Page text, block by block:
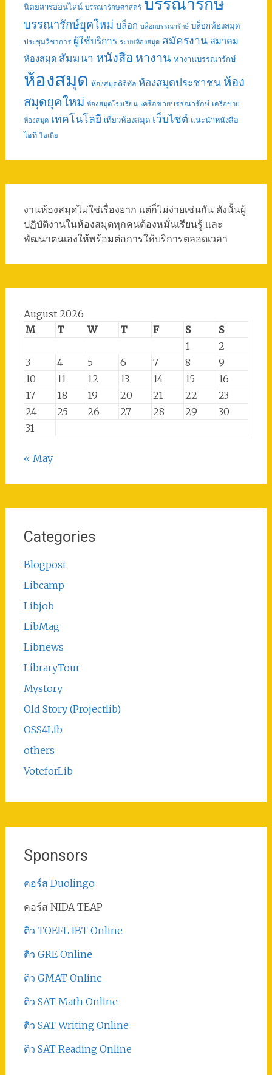
นิตยสารออนไลน์ บรรณารักษศาสตร์ บรรณารักษ์
บรรณารักษ์ยุคใหม่ บล็อก บล็อกบรรณารักษ์ บล็อกห้องสมุด
ประชุมวิชาการ ผู้ใช้บริการ ระบบห้องสมุด สมัครงาน สมาคม
ห้องสมุด สัมมนา หนังสือ หางาน หางานบรรณารักษ์
ห้องสมุด ห้องสมุดดิจิทัล ห้องสมุดประชาชน ห้อง
สมุดยุคใหม่ ห้องสมุดโรงเรียน เครือข่ายบรรณารักษ์ เครือข่าย
ห้องสมุด เทคโนโลยี เที่ยวห้องสมุด เว็บไซต์ แนะนำหนังสือ
ไอที ไอเดีย
งานห้องสมุดไม่ใช่เรื่องยาก แต่ก็ไม่ง่ายเช่นกัน ดังนั้นผู้
ปฏิบัติงานในห้องสมุดทุกคนต้องหมั่นเรียนรู้ และ
พัฒนาตนเองให้พร้อมต่อการให้บริการตลอดเวลา
August 2026
M
T W T F S
S
1
2
3
4 5 6 7 8
9
10
11 12 13 14 15
16
17
18 19 20 21 22
23
24
25 26 27 28 29
30
31
« May
Categories
Blogpost
Libcamp
Libjob
LibMag
Libnews
LibraryTour
Mystory
Old Story (Projectlib)
OSS4Lib
others
VoteforLib
Sponsors
คอร์ส Duolingo
คอร์ส NIDA TEAP
ติว TOEFL IBT Online
ติว GRE Online
ติว GMAT Online
ติว SAT Math Online
ติว SAT Writing Online
ติว SAT Reading Online